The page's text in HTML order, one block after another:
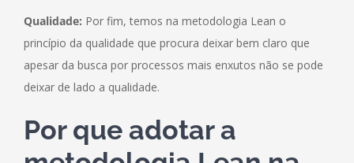
Qualidade: Por fim, temos na metodologia Lean o
princípio da qualidade que procura deixar bem claro que
apesar da busca por processos mais enxutos não se pode
deixar de lado a qualidade.
Por que adotar a